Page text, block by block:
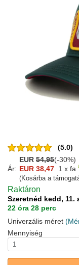
(5.0)
EUR 54,95(-30%)
Ár: EUR 38,47 1 x fa
(Kosárba a
Raktáron
Szeretnéd kedd,
22 óra 28 perc
Univerzális méret
Mennyiség